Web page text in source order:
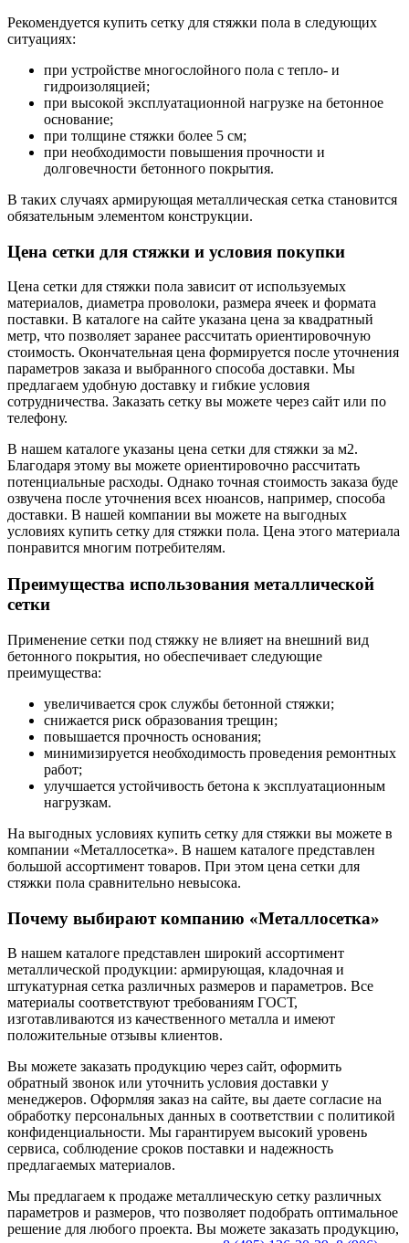
Рекомендуется купить сетку для стяжки пола в следующих
ситуациях:
при устройстве многослойного пола с тепло- и
гидроизоляцией;
при высокой эксплуатационной нагрузке на бетонное
основание;
при толщине стяжки более 5 см;
при необходимости повышения прочности и
долговечности бетонного покрытия.
В таких случаях армирующая металлическая сетка становится
обязательным элементом конструкции.
Цена сетки для стяжки и условия покупки
Цена сетки для стяжки пола зависит от используемых
материалов, диаметра проволоки, размера ячеек и формата
поставки. В каталоге на сайте указана цена за квадратный
метр, что позволяет заранее рассчитать ориентировочную
стоимость. Окончательная цена формируется после уточнения
параметров заказа и выбранного способа доставки. Мы
предлагаем удобную доставку и гибкие условия
сотрудничества. Заказать сетку вы можете через сайт или по
телефону.
В нашем каталоге указаны цена сетки для стяжки за м2.
Благодаря этому вы можете ориентировочно рассчитать
потенциальные расходы. Однако точная стоимость заказа буде
озвучена после уточнения всех нюансов, например, способа
доставки. В нашей компании вы можете на выгодных
условиях купить сетку для стяжки пола. Цена этого материала
понравится многим потребителям.
Преимущества использования металлической
сетки
Применение сетки под стяжку не влияет на внешний вид
бетонного покрытия, но обеспечивает следующие
преимущества:
увеличивается срок службы бетонной стяжки;
снижается риск образования трещин;
повышается прочность основания;
минимизируется необходимость проведения ремонтных
работ;
улучшается устойчивость бетона к эксплуатационным
нагрузкам.
На выгодных условиях купить сетку для стяжки вы можете в
компании «Металлосетка». В нашем каталоге представлен
большой ассортимент товаров. При этом цена сетки для
стяжки пола сравнительно невысока.
Почему выбирают компанию «Металлосетка»
В нашем каталоге представлен широкий ассортимент
металлической продукции: армирующая, кладочная и
штукатурная сетка различных размеров и параметров. Все
материалы соответствуют требованиям ГОСТ,
изготавливаются из качественного металла и имеют
положительные отзывы клиентов.
Вы можете заказать продукцию через сайт, оформить
обратный звонок или уточнить условия доставки у
менеджеров. Оформляя заказ на сайте, вы даете согласие на
обработку персональных данных в соответствии с политикой
конфиденциальности. Мы гарантируем высокий уровень
сервиса, соблюдение сроков поставки и надежность
предлагаемых материалов.
Мы предлагаем к продаже металлическую сетку различных
параметров и размеров, что позволяет подобрать оптимальное
решение для любого проекта. Вы можете заказать продукцию,